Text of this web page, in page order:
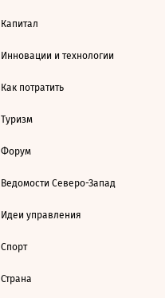
Капитал
Инновации и технологии
Как потратить
Туризм
Форум
Ведомости Северо-Запад
Идеи управления
Спорт
Страна